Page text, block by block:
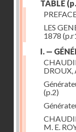
TABLE
LES
1878
I. —
DROUX,
(p.2)
M. E.